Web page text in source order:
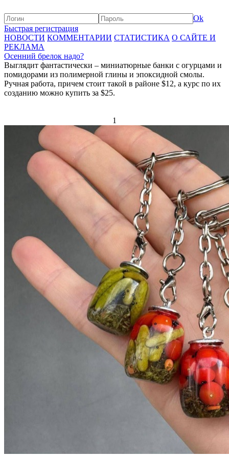
Ok
Быстрая регистрация
НОВОСТИ КОММЕНТАРИИ СТАТИСТИКА О САЙТЕ И
РЕКЛАМА
Осенний брелок надо?
Выглядит фантастически – миниатюрные банки с огурцами и
помидорами из полимерной глины и эпоксидной смолы.
Ручная работа, причем стоит такой в районе $12, а курс по их
созданию можно купить за $25.
1